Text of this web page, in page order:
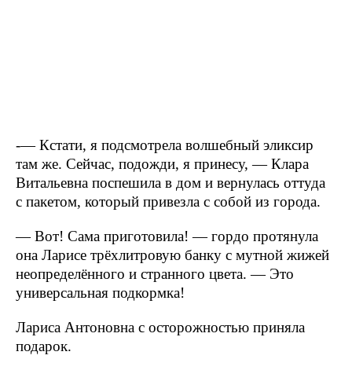
-— Кстати, я подсмотрела волшебный эликсир
там же. Сейчас, подожди, я принесу, — Клара
Витальевна поспешила в дом и вернулась оттуда
с пакетом, который привезла с собой из города.
— Вот! Сама приготовила! — гордо протянула
она Ларисе трёхлитровую банку с мутной жижей
неопределённого и странного цвета. — Это
универсальная подкормка!
Лариса Антоновна с осторожностью приняла
подарок.